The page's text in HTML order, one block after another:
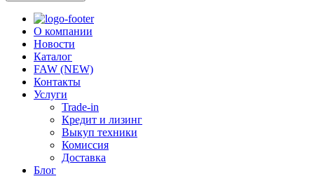
О компании
Новости
Каталог
FAW (NEW)
Контакты
Услуги
Trade-in
Кредит и лизинг
Выкуп техники
Комиссия
Доставка
Блог